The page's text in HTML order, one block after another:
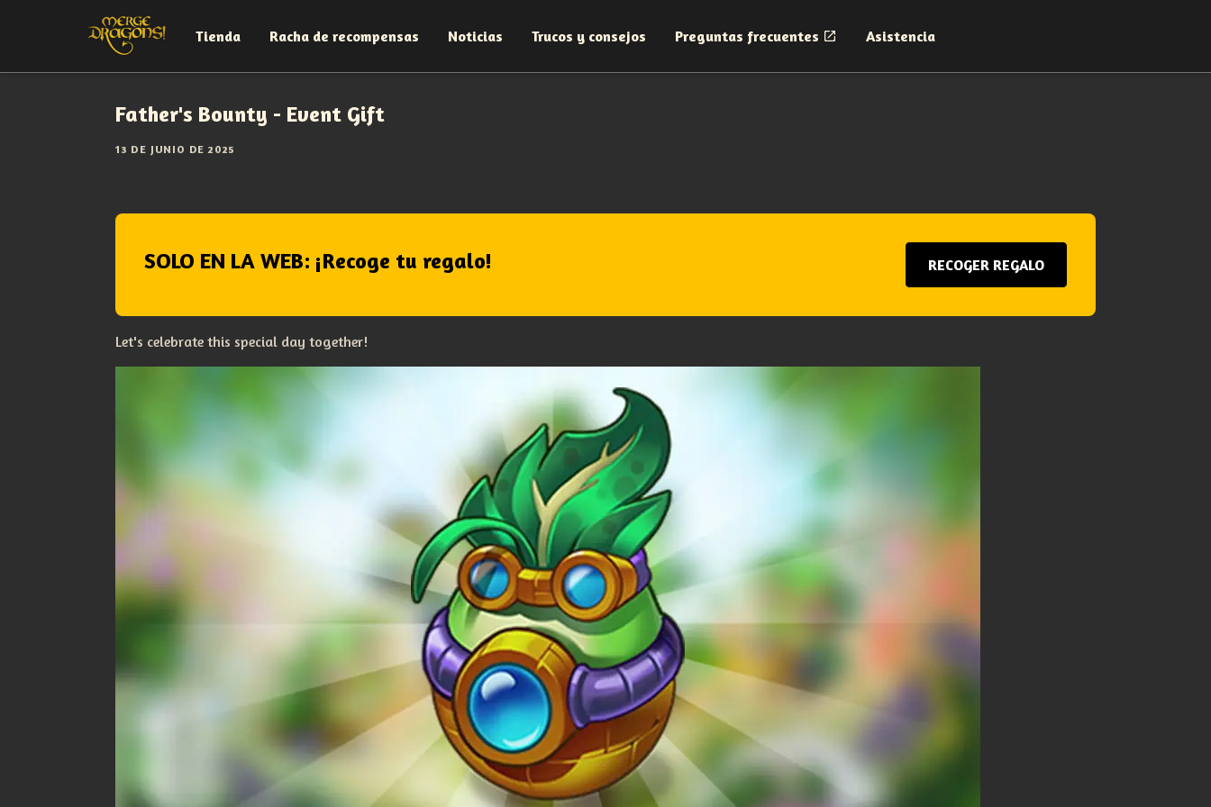
Tienda Racha de recompensas Noticias Trucos y consejos Preguntas frecuentes Asistencia
Father's Bounty - Event Gift
13 DE JUNIO DE 2025
SOLO EN LA WEB: ¡Recoge tu regalo! RECOGER REGALO
Let's celebrate this special day together!